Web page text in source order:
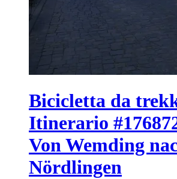
Bicicletta da
Itinerario
Von Wemding
Nördlingen